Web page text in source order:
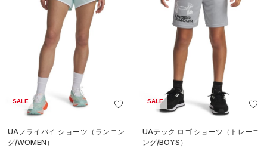
SALE
UAフライバイ ショーツ（ランニン
グ/WOMEN）
SALE
UAテック ロゴ ショーツ（トレーニ
ング/BOYS）